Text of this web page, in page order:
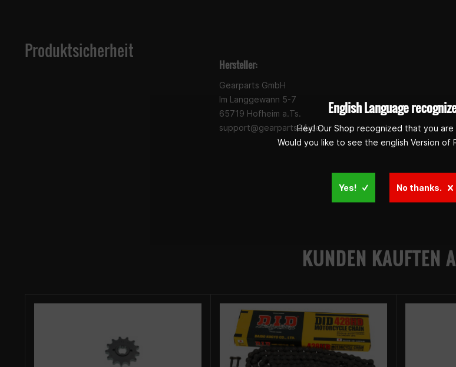
Produktsicherheit
Hersteller:
Gearparts GmbH
Im Langgewann 5-7
65719 Hofheim a.Ts.
support@gearparts24.de
KUNDEN KAUFTEN
English Language
Hey! Our Shop recognized that you are
Would you like to see the english Version of
Yes! No thanks.